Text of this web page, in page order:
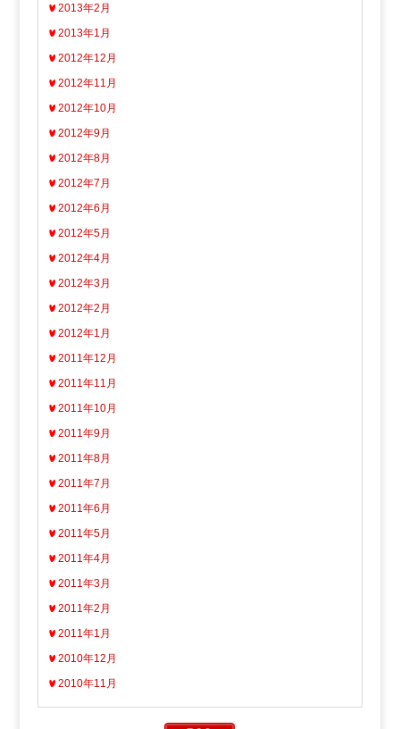
2013年2月
2013年1月
2012年12月
2012年11月
2012年10月
2012年9月
2012年8月
2012年7月
2012年6月
2012年5月
2012年4月
2012年3月
2012年2月
2012年1月
2011年12月
2011年11月
2011年10月
2011年9月
2011年8月
2011年7月
2011年6月
2011年5月
2011年4月
2011年3月
2011年2月
2011年1月
2010年12月
2010年11月